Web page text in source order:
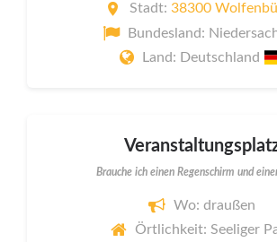
Stadt: 38300
Bundesland:
Land: Deutschland
Brauche ich einen Regenschirm und
Wo: draußen
Örtlichkeit: Seeliger